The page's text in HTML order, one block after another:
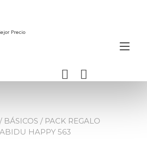
Precio
/ BÁSICOS / PACK REGALO
HAPPY 563